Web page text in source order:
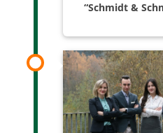
“Schmidt &